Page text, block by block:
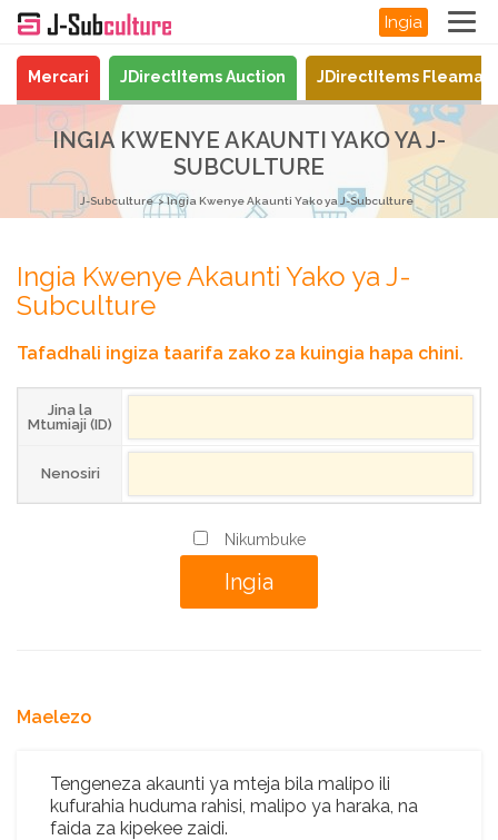
Ingia
Mercari JDirectItems Auction JDirectItems
INGIA KWENYE AKAUNTI YAKO YA J-
SUBCULTURE
J-Subculture Ingia Kwenye Akaunti Yako ya J-Subculture
Ingia Kwenye Akaunti Yako ya J-
Subculture
Tafadhali ingiza taarifa zako za kuingia hapa chini.
Jina la
Mtumiaji (ID)
Nenosiri
Nikumbuke
Maelezo
Tengeneza akaunti ya mteja bila malipo ili
kufurahia huduma rahisi, malipo ya haraka, na
faida za kipekee zaidi.